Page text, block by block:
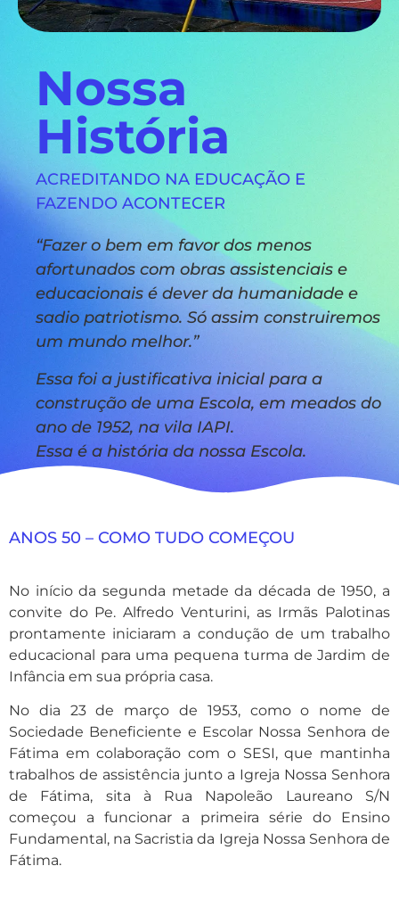
Nossa
História
ACREDITANDO NA EDUCAÇÃO E
FAZENDO ACONTECER
“Fazer o bem em favor dos menos
afortunados com obras assistenciais e
educacionais é dever da humanidade e
sadio patriotismo. Só assim construiremos
um mundo melhor.”
Essa foi a justificativa inicial para a
construção de uma Escola, em meados do
ano de 1952, na vila IAPI.
Essa é a história da nossa Escola.
ANOS 50 – COMO TUDO COMEÇOU
No início da segunda metade da década de 1950, a
convite do Pe. Alfredo Venturini, as Irmãs Palotinas
prontamente iniciaram a condução de um trabalho
educacional para uma pequena turma de Jardim de
Infância em sua própria casa.
No dia 23 de março de 1953, como o nome de
Sociedade Beneficiente e Escolar Nossa Senhora de
Fátima em colaboração com o SESI, que mantinha
trabalhos de assistência junto a Igreja Nossa Senhora
de Fátima, sita à Rua Napoleão Laureano S/N
começou a funcionar a primeira série do Ensino
Fundamental, na Sacristia da Igreja Nossa Senhora de
Fátima.